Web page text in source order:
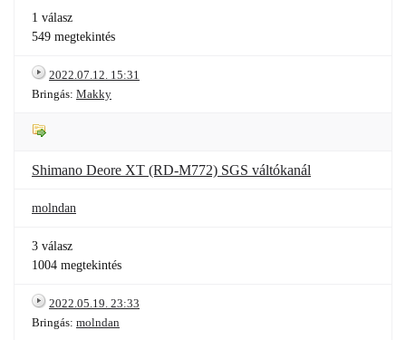
1 válasz
549 megtekintés
2022.07.12. 15:31
Bringás: Makky
Shimano Deore XT (RD-M772) SGS váltókanál
molndan
3 válasz
1004 megtekintés
2022.05.19. 23:33
Bringás: molndan